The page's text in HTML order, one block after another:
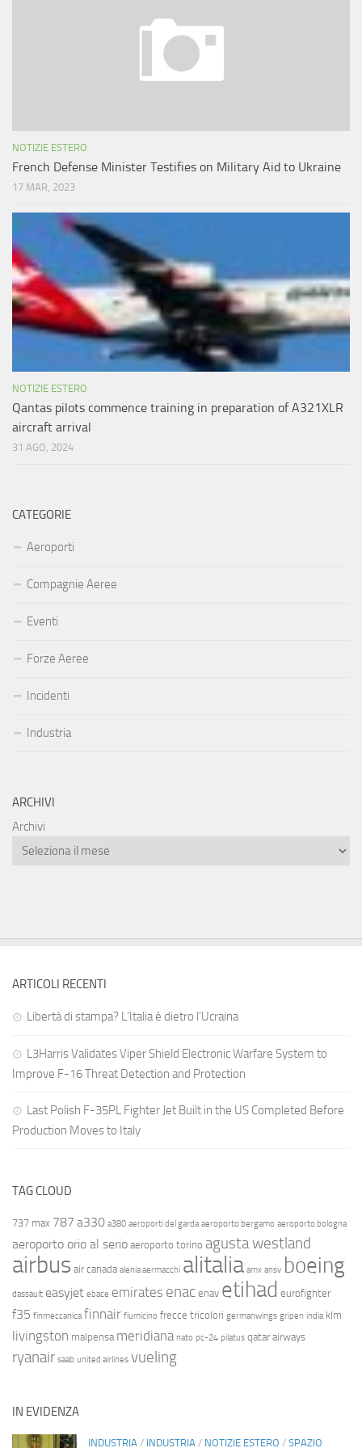
NOTIZIE ESTERO
French Defense Minister Testifies on Military Aid to Ukraine
17 MAR, 2023
NOTIZIE ESTERO
Qantas pilots commence training in preparation of A321XLR
aircraft arrival
31 AGO, 2024
CATEGORIE
Aeroporti
Compagnie Aeree
Eventi
Forze Aeree
Incidenti
Industria
ARCHIVI
Archivi
ARTICOLI RECENTI
Libertà di stampa? L’Italia è dietro l’Ucraina
L3Harris Validates Viper Shield Electronic Warfare System to
Improve F-16 Threat Detection and Protection
Last Polish F-35PL Fighter Jet Built in the US Completed Before
Production Moves to Italy
TAG CLOUD
737 max 787 a330 a380 aeroporti del garda aeroporto bergamo aeroporto bologna
aeroporto orio al serio aeroporto torino agusta westland
airbus air canada alenia aermacchi alitalia amx ansv boeing
dassault easyjet ebace emirates enac enav etihad eurofighter
f35 finmeccanica finnair fiumicino frecce tricolori germanwings gripen india klm
livingston malpensa meridiana nato pc-24 pilatus qatar airways
ryanair saab united airlines vueling
IN EVIDENZA
INDUSTRIA / INDUSTRIA / NOTIZIE ESTERO / SPAZIO